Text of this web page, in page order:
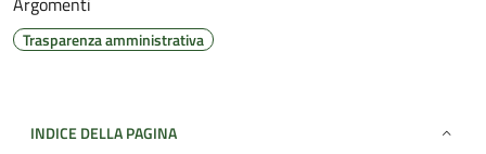
Trasparenza amministrativa
INDICE DELLA PAGINA